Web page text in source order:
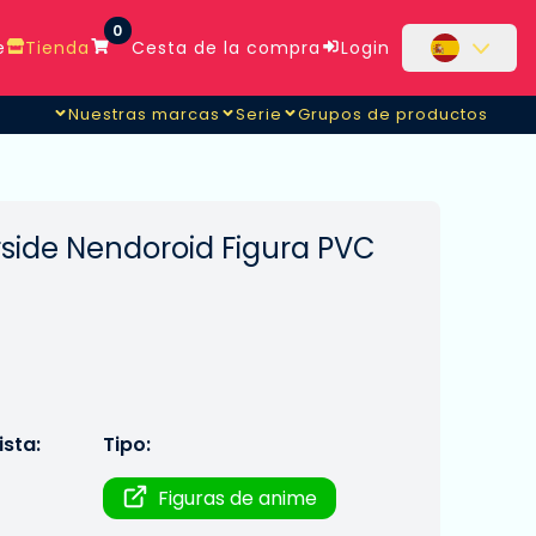
Tienda
0
Cesta de la compra Login
Nuestras marcas Serie Grupos de productos
Nendoroid Figura PVC
Tipo:
Figuras de anime